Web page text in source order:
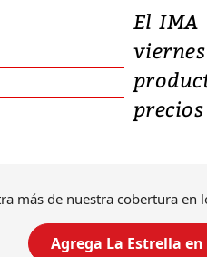
El IMA
más de nuestra cobertura en
Agrega La Estrella